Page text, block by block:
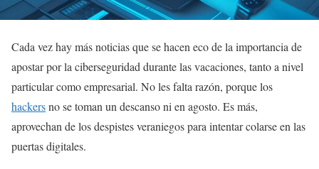
Cada vez hay más noticias que se hacen eco de la importancia de
apostar por la ciberseguridad durante las vacaciones, tanto a nivel
particular como empresarial. No les falta razón, porque los
hackersno se toman un descanso ni en agosto. Es más,
aprovechan de los despistes veraniegos para intentar colarse en las
puertas digitales.